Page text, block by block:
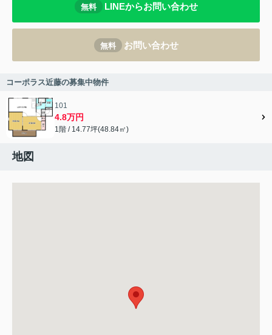
無料 LINEからお問い合わせ
無料 お問い合わせ
コーポラス近藤の募集中物件
101
4.8万円
1階 / 14.77坪(48.84㎡)
地図